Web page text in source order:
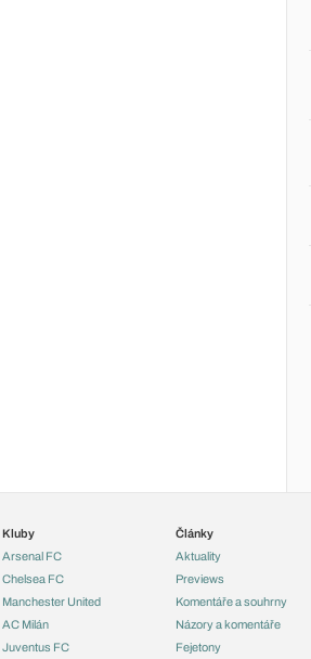
Kluby
Arsenal FC
Chelsea FC
Manchester United
AC Milán
Juventus FC
Články
Aktuality
Previews
Komentáře a souhrny
Názory a komentáře
Fejetony